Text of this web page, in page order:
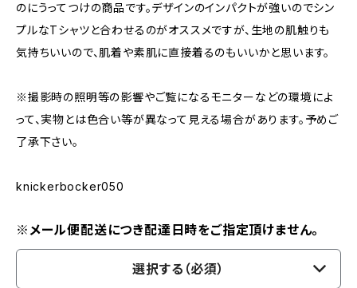
のにうってつけの商品です。デザインのインパクトが強いのでシン
プルなTシャツと合わせるのがオススメですが、生地の肌触りも
気持ちいいので、肌着や素肌に直接着るのもいいかと思います。
※撮影時の照明等の影響やご覧になるモニターなどの環境によ
って、実物とは色合い等が異なって見える場合があります。予めご
了承下さい。
knickerbocker050
※メール便配送につき配達日時をご指定頂けません。
選択する（必須）